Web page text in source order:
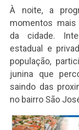
À noite, a
momentos
da cidade.
estadual e
população,
junina que
saindo das
no bairro São